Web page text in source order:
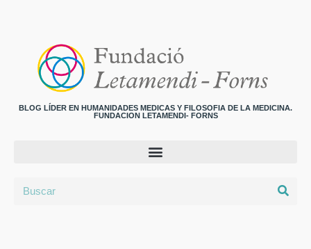
BLOG LÍDER EN HUMANIDADES MEDICAS Y FILOSOFIA DE LA MEDICINA.
FUNDACION LETAMENDI- FORNS